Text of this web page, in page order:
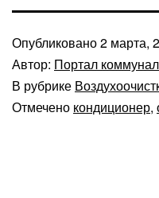
Опубликовано2 марта,
Автор: Портал
В рубрике
Отмечено кондиционер,